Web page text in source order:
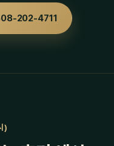
202-4711
)